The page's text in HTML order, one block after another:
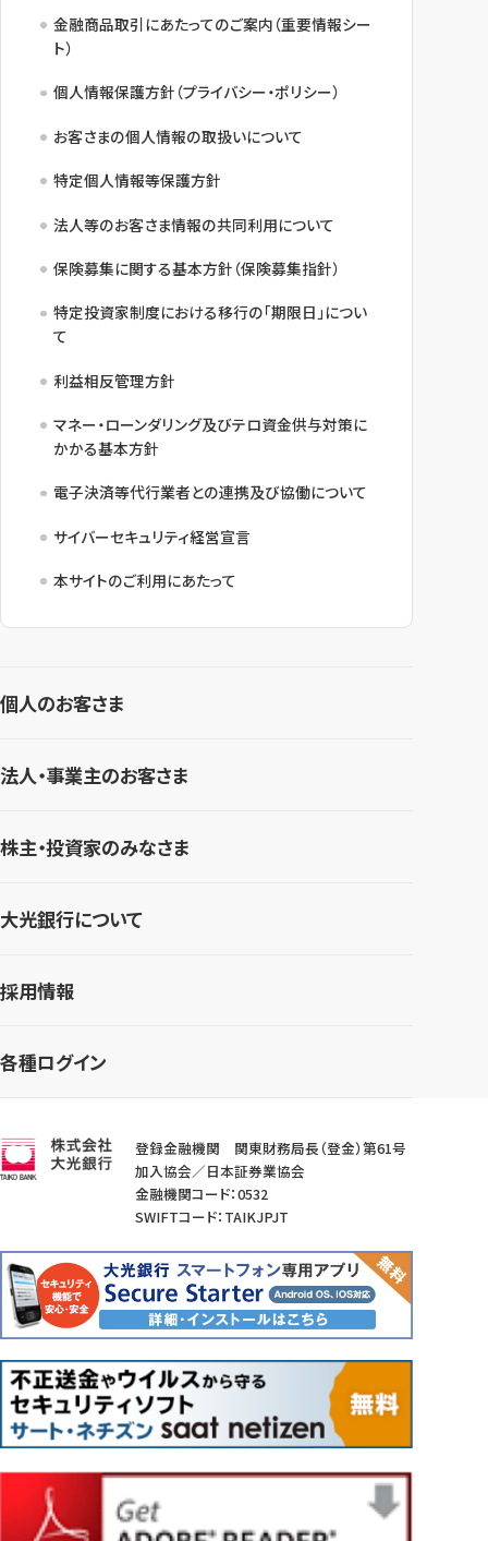
金融商品取引にあたってのご案内（重要情報シー
ト）
個人情報保護方針（プライバシー・ポリシー）
お客さまの個人情報の取扱いについて
特定個人情報等保護方針
法人等のお客さま情報の共同利用について
保険募集に関する基本方針（保険募集指針）
特定投資家制度における移行の「期限日」につい
て
利益相反管理方針
マネー・ローンダリング及びテロ資金供与対策に
かかる基本方針
電子決済等代行業者との連携及び協働について
サイバーセキュリティ経営宣言
本サイトのご利用にあたって
個人のお客さま
法人・事業主のお客さま
株主・投資家のみなさま
大光銀行について
採用情報
各種ログイン
登録金融機関 関東財務局長（登金）第61号
加入協会／日本証券業協会
金融機関コード：0532
SWIFTコード：TAIKJPJT